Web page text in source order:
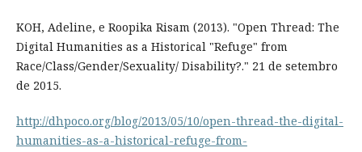
KOH, Adeline, e Roopika Risam (2013). "Open Thread: The
Digital Humanities as a Historical "Refuge" from
Race/Class/Gender/Sexuality/ Disability?." 21 de setembro
de 2015.
http://dhpoco.org/blog/2013/05/10/open-thread-the-digital-
humanities-as-a-historical-refuge-from-